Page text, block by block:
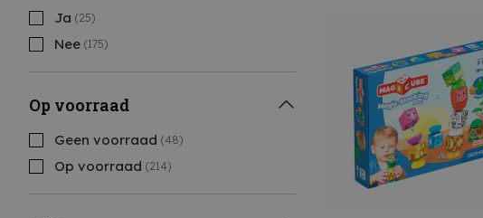
Ja (25)
Nee (175)
Op voorraad
Geen voorraad (48)
Op voorraad (214)